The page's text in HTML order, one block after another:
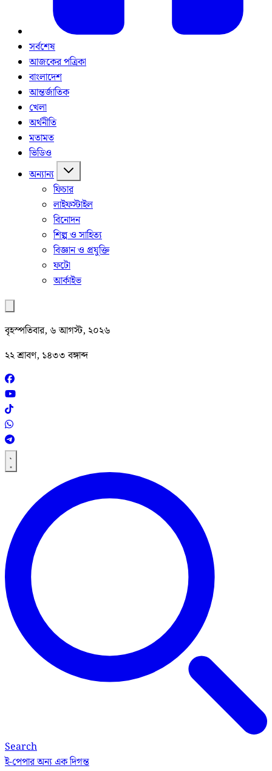
সর্বশেষ
আজকের পত্রিকা
বাংলাদেশ
আন্তর্জাতিক
খেলা
অর্থনীতি
মতামত
ভিডিও
অন্যান্য
ফিচার
লাইফস্টাইল
বিনোদন
শিল্প ও সাহিত্য
বিজ্ঞান ও প্রযুক্তি
ফটো
আর্কাইভ
বৃহস্পতিবার, ৬ আগস্ট, ২০২৬
২২ শ্রাবণ, ১৪৩৩ বঙ্গাব্দ
Search
ই-পেপারঅন্য এক দিগন্ত